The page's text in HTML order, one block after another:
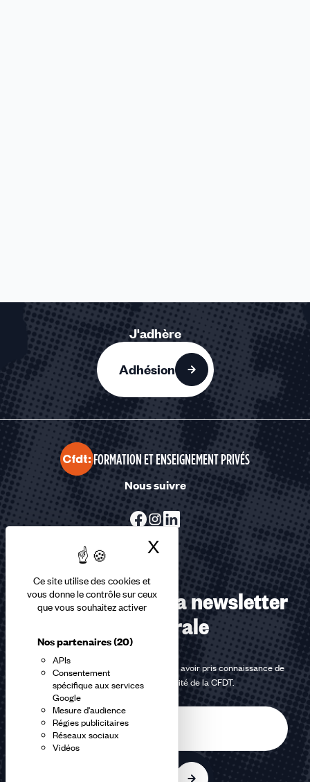
Ce site utilise des cookies et
vous donne le contrôle sur ceux
que vous souhaitez activer
Nos partenaires(20)
APIs
Consentement
spécifique aux services
Google
Mesure d'audience
Régies publicitaires
Réseaux sociaux
Vidéos
X Masquer le
J'adhère
Adhésion
FORMATION ET ENSEIGNEMENT PRIVÉS
Nous suivre
Abonnez-vous à la newsletter
confédérale
En m'inscrivant à la newsletter, j'affirme avoir pris connaissance de
lapolitique de confidentialité de la CFDT.